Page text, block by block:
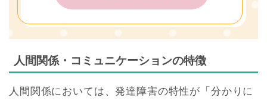
人間関係・コミュニケーションの特徴
人間関係においては、発達障害の特性が「分かりに